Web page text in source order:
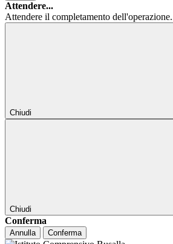
Attendere...
Attendere il completamento
Chiudi
Chiudi
Conferma
Annulla Conferma